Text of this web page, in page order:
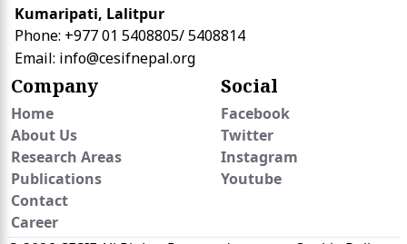
Kumaripati, Lalitpur
Phone: +977 01 5408805/ 5408814
Email: info@cesifnepal.org
Company
Home
About Us
Research Areas
Publications
Contact
Career
Social
Facebook
Twitter
Instagram
Youtube